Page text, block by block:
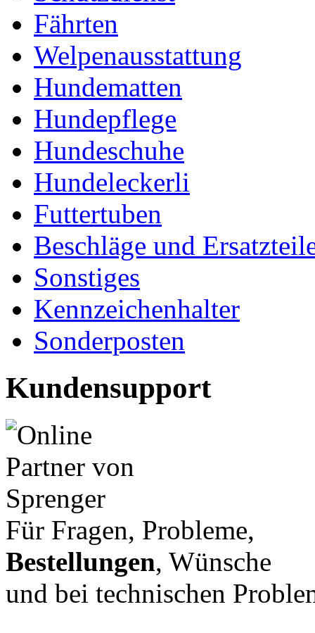
Fährten
Welpenausstattung
Hundematten
Hundepflege
Hundeschuhe
Hundeleckerli
Futtertuben
Beschläge und
Sonstiges
Kennzeichenhalter
Sonderposten
Kundensupport
Für Fragen, Probleme,
Bestellungen, Wünsche
und bei technischen